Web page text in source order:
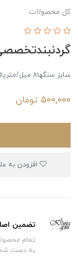
کل محصولات
سایز سنگها۸ میل/متریال استیل
500,000 تومان
تضمین
تمام
به دست